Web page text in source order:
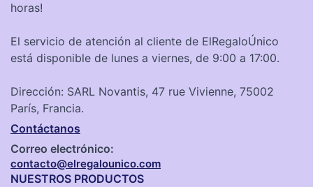
horas!
El servicio de atención al cliente de ElRegaloÚnico
está disponible de lunes a viernes, de 9:00 a 17:00.
Dirección: SARL Novantis, 47 rue Vivienne, 75002
París, Francia.
Contáctanos
Correo electrónico:
contacto@elregalounico.com
NUESTROS PRODUCTOS